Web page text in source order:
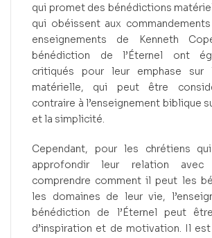
qui promet des bénédictions
qui obéissent aux
enseignements de Kenneth
bénédiction de l’Éternel ont
critiqués pour leur emphase sur
matérielle, qui peut être
contraire à l’enseignement biblique
et la simplicité.
Cependant, pour les chrétiens
approfondir leur relation
comprendre comment il peut les
les domaines de leur vie,
bénédiction de l’Éternel peut
d’inspiration et de motivation. Il